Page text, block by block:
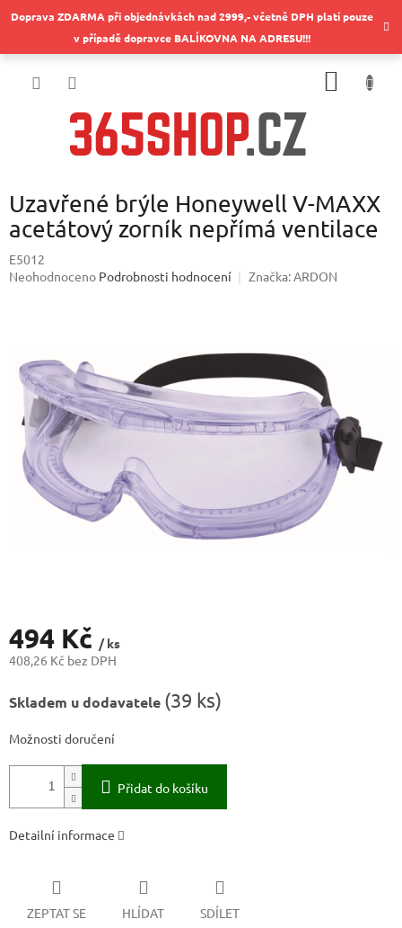
naDoprava ZDARMA při objednávkách nad 2999,- včetně DPH platí pouze
v případě dopravce BALÍKOVNA NA ADRESU!!!
Uzavřené brýle Honeywell V-MAXX
acetátový zorník nepřímá ventilace
E5012
Průměrné
hvězdiček.
Neohodnoceno Podrobnosti hodnocení Značka:ARDON
494 Kč / ks
408,26 Kč bez DPH
cena:
Skladem u dodavatele (39 ks)
Možnosti doručení
Přidat do košíku
Detailní informace
ZEPTAT SE HLÍDAT SDÍLET